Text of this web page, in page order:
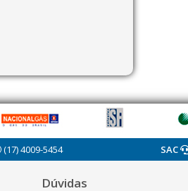
(17) 4009-5454 SAC
Dúvidas